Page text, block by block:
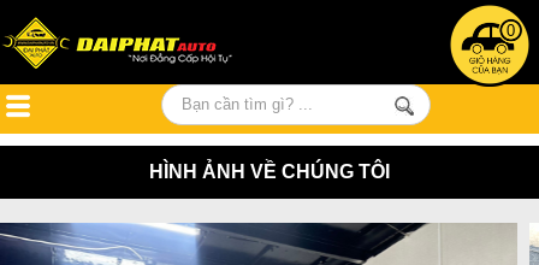
0
HÌNH ẢNH VỀ CHÚNG TÔI